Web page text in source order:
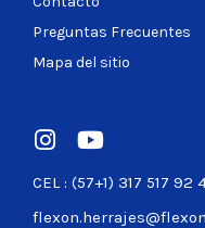
CEL : (57+1) 317 517 92
Preguntas Frecuentes
Mapa del sitio